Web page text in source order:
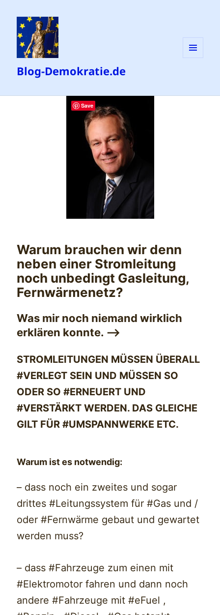
Blog-Demokratie.de
Warum brauchen wir denn
neben einer Stromleitung
noch unbedingt Gasleitung,
Fernwärmenetz?
Was mir noch niemand wirklich
erklären konnte. —>
STROMLEITUNGEN MÜSSEN ÜBERALL
#VERLEGT SEIN UND MÜSSEN SO
ODER SO #ERNEUERT UND
#VERSTÄRKT WERDEN. DAS GLEICHE
GILT FÜR #UMSPANNWERKE ETC.
Warum ist es notwendig:
– dass noch ein zweites und sogar
drittes #Leitungssystem für #Gas und /
oder #Fernwärme gebaut und gewartet
werden muss?
– dass #Fahrzeuge zum einen mit
#Elektromotor fahren und dann noch
andere #Fahrzeuge mit #eFuel ,
Save